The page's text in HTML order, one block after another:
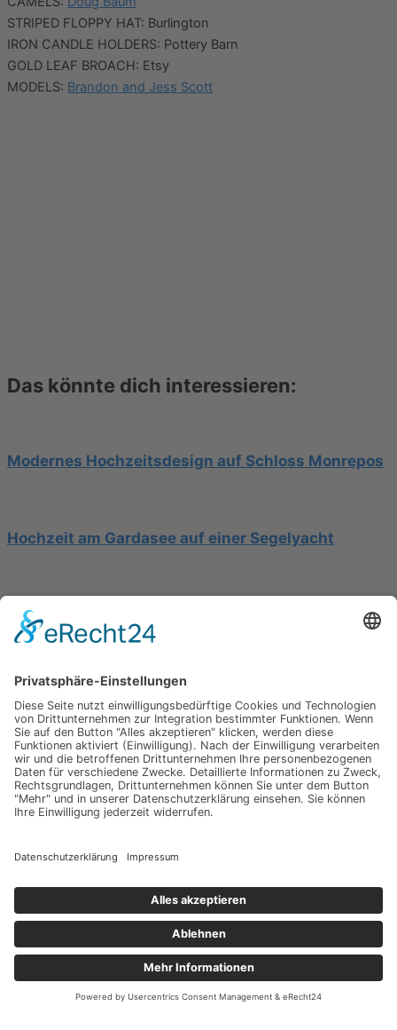
STRIPED FLOPPY HAT: Burlington
IRON CANDLE HOLDERS: Pottery Barn
GOLD LEAF BROACH: Etsy
MODELS: Brandon and Jess Scott
Das könnte dich interessieren:
Modernes Hochzeitsdesign auf Schloss Monrepos
Hochzeit am Gardasee auf einer Segelyacht
Mediterrane Hochzeit unter Mimosen
Impressum
Werbung
About
Einsendung
AGB
Datenschutzerklärung
About
Datenschutzerklärung